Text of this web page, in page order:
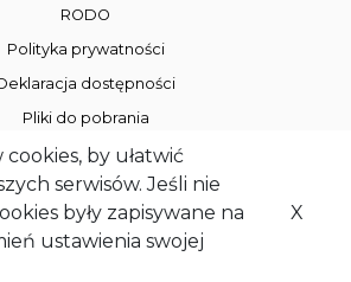
RODO
Polityka prywatności
dostępności
Pliki do pobrania
Turystyka Stegna
Kalendarz wydarzeń
Facebook
by ułatwić
serwisów. Jeśli nie
były zapisywane na
ustawienia swojej
X